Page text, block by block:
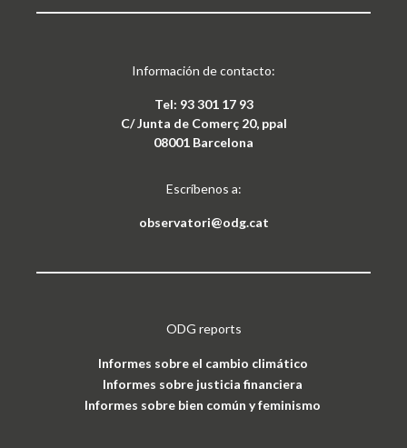
Información de contacto:
Tel: 93 301 17 93
C/ Junta de Comerç 20, ppal
08001 Barcelona
Escríbenos a:
observatori@odg.cat
ODG reports
Informes sobre el cambio climático
Informes sobre justicia financiera
Informes sobre bien común y feminismo